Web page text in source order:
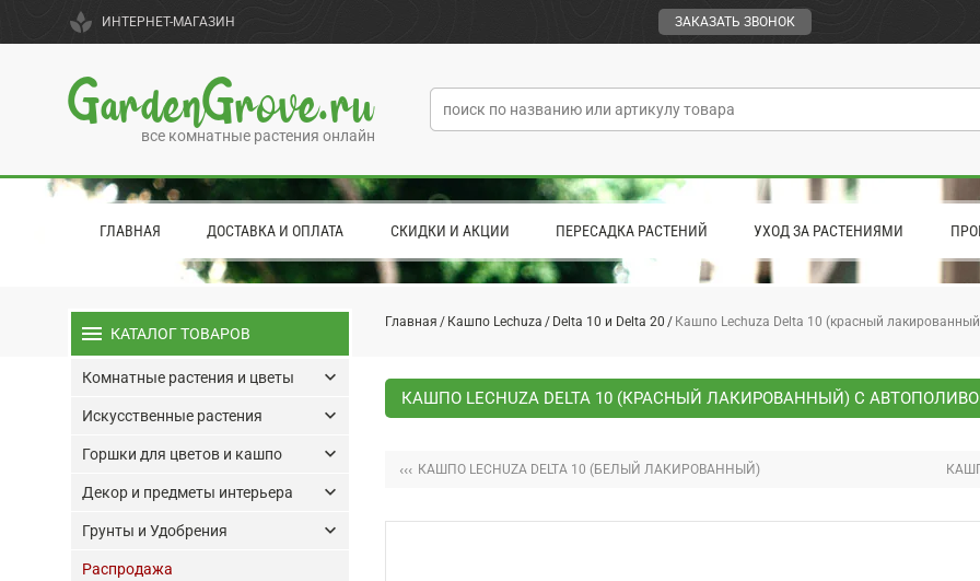
spa ИНТЕРНЕТ-МАГАЗИН ЗАКАЗАТЬ ЗВОНОК
GardenGrove.ru
все комнатные растения онлайн
ГЛАВНАЯ ДОСТАВКА И ОПЛАТА СКИДКИ И АКЦИИ ПЕРЕСАДКА РАСТЕНИЙ УХОД ЗА РАСТЕНИЯМИ
Главная Кашпо Lechuza Delta 10 и Delta 20 Кашпо Lechuza Delta 10 (красный
КАШПО LECHUZA DELTA 10 (КРАСНЫЙ ЛАКИРОВАННЫЙ) С
‹‹‹ КАШПО LECHUZA DELTA 10 (БЕЛЫЙ ЛАКИРОВАННЫЙ)
menu КАТАЛОГ ТОВАРОВ
Комнатные растения и цветы keyboard_arrow_down
Искусственные растения keyboard_arrow_down
Горшки для цветов и кашпо keyboard_arrow_down
Декор и предметы интерьера keyboard_arrow_down
Грунты и Удобрения keyboard_arrow_down
Распродажа